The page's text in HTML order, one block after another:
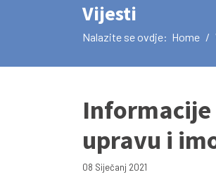
Vijesti
Nalazite se ovdje: Home
Informacije
upravu i
08 Siječanj 2021